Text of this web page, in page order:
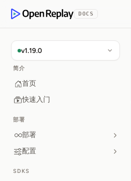
OpenReplay
DOCS
v1.19.0
简介
首页
快速入门
部署
部署
配置
SDKS